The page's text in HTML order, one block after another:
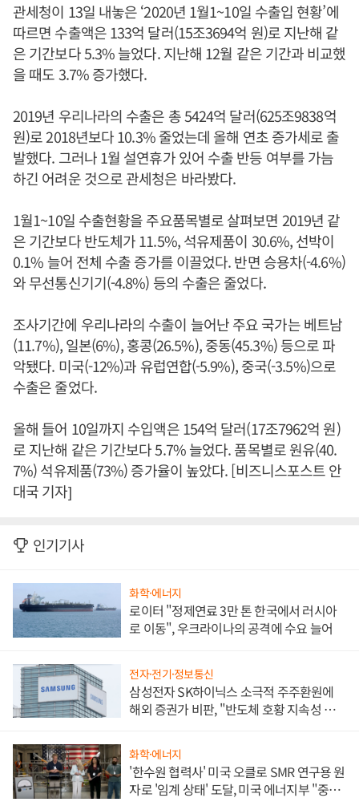
관세청이 13일 내놓은 ‘2020년 1월1~10일 수출입 현황’에
따르면 수출액은 133억 달러(15조3694억 원)로 지난해 같
은 기간보다 5.3% 늘었다. 지난해 12월 같은 기간과 비교했
을 때도 3.7% 증가했다.
2019년 우리나라의 수출은 총 5424억 달러(625조9838억
원)로 2018년보다 10.3% 줄었는데 올해 연초 증가세로 출
발했다. 그러나 1월 설연휴가 있어 수출 반등 여부를 가늠
하긴 어려운 것으로 관세청은 바라봤다.
1월1~10일 수출현황을 주요품목별로 살펴보면 2019년 같
은 기간보다 반도체가 11.5%, 석유제품이 30.6%, 선박이
0.1% 늘어 전체 수출 증가를 이끌었다. 반면 승용차(-4.6%)
와 무선통신기기(-4.8%) 등의 수출은 줄었다.
조사기간에 우리나라의 수출이 늘어난 주요 국가는 베트남
(11.7%), 일본(6%), 홍콩(26.5%), 중동(45.3%) 등으로 파
악됐다. 미국(-12%)과 유럽연합(-5.9%), 중국(-3.5%)으로
수출은 줄었다.
올해 들어 10일까지 수입액은 154억 달러(17조7962억 원)
로 지난해 같은 기간보다 5.7% 늘었다. 품목별로 원유(40.
7%) 석유제품(73%) 증가율이 높았다. [비즈니스포스트 안
대국 기자]
인기기사
화학·에너지
로이터 "정제연료 3만 톤 한국에서 러시아
로 이동", 우크라이나의 공격에 수요 늘어
전자·전기·정보통신
삼성전자 SK하이닉스 소극적 주주환원에
해외 증권가 비판, "반도체 호황 지속성 의
화학·에너지
'한수원 협력사' 미국 오클로 SMR 연구용 원
자로 '임계 상태' 도달, 미국 에너지부 "중요